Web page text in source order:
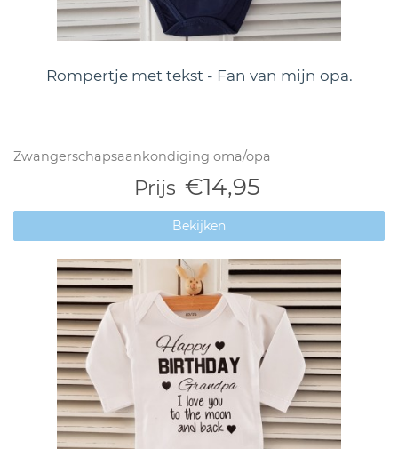
Rompertje met tekst - Fan van mijn opa.
Zwangerschapsaankondiging oma/opa
Prijs €14,95
Bekijken